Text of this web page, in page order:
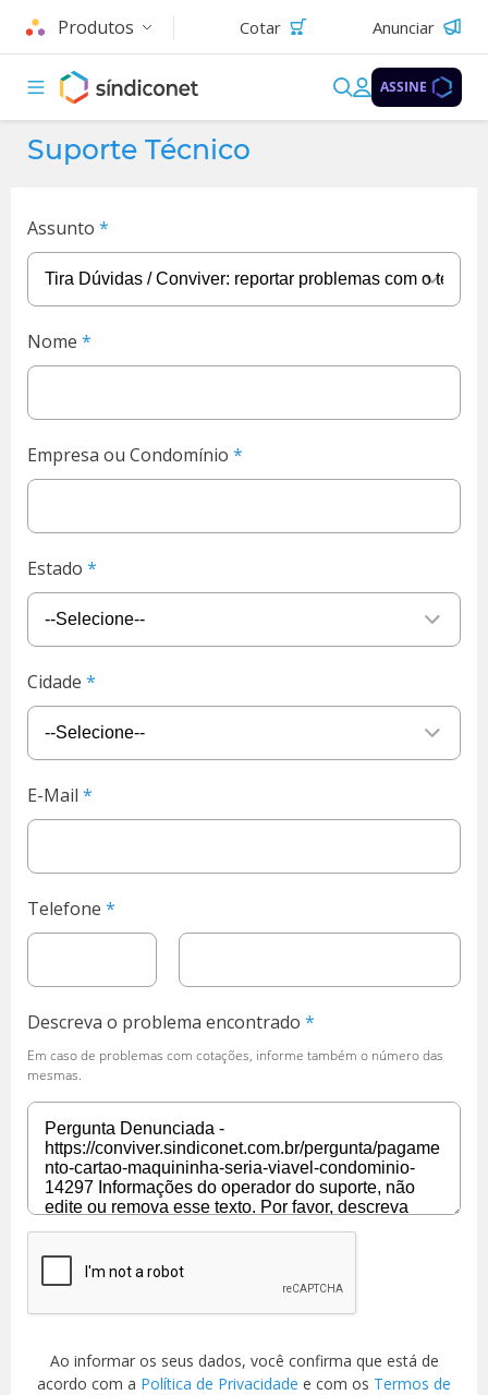
Produtos Cotar Anunciar
ASSINE
Suporte Técnico
Assunto
Nome
Empresa ou Condomínio
Estado
Cidade
E-Mail
Telefone
Descreva o problema encontrado
Em caso de problemas com cotações, informe também o número das
mesmas.
Ao informar os seus dados, você confirma que está de
acordo com a Política de Privacidade e com os Termos de